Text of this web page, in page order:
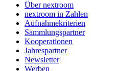
Über nextroom
nextroom in Zahlen
Aufnahmekriterien
Sammlungspartner
Kooperationen
Jahrespartner
Newsletter
Werben